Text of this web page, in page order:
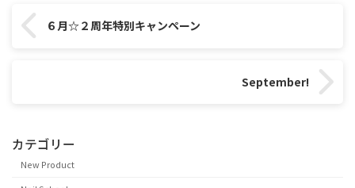
６月☆２周年特別キャンペーン
September!
カテゴリー
New Product